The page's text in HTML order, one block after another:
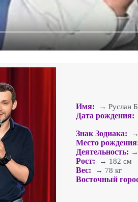
Имя: → Руслан
Дата рождения:
Знак Зодиака: →
Место
Деятельность:
Рост: → 182 см
Вес: → 78 кг
Восточный